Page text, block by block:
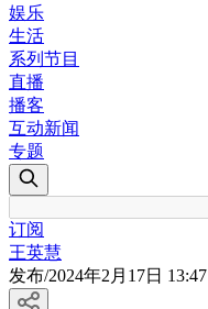
娱乐
生活
系列节目
直播
播客
互动新闻
专题
订阅
王英慧
发布/2024年2月17日 13:47